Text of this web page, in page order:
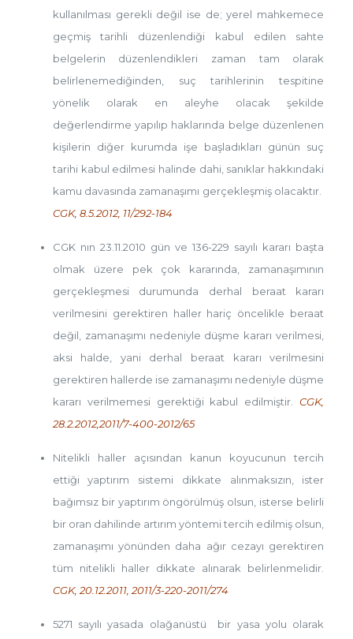
kullanılması gerekli değil ise de; yerel mahkemece
geçmiş tarihli düzenlendiği kabul edilen sahte
belgelerin düzenlendikleri zaman tam olarak
belirlenemediğinden, suç tarihlerinin tespitine
yönelik olarak en aleyhe olacak şekilde
değerlendirme yapılıp haklarında belge düzenlenen
kişilerin diğer kurumda işe başladıkları günün suç
tarihi kabul edilmesi halinde dahi, sanıklar hakkındaki
kamu davasında zamanaşımı gerçekleşmiş olacaktır.
CGK, 8.5.2012, 11/292-184
CGK nın 23.11.2010 gün ve 136-229 sayılı kararı başta
olmak üzere pek çok kararında, zamanaşımının
gerçekleşmesi durumunda derhal beraat kararı
verilmesini gerektiren haller hariç öncelikle beraat
değil, zamanaşımı nedeniyle düşme kararı verilmesi,
aksi halde, yani derhal beraat kararı verilmesini
gerektiren hallerde ise zamanaşımı nedeniyle düşme
kararı verilmemesi gerektiği kabul edilmiştir.CGK,
28.2.2012,2011/7-400-2012/65
Nitelikli haller açısından kanun koyucunun tercih
ettiği yaptırım sistemi dikkate alınmaksızın, ister
bağımsız bir yaptırım öngörülmüş olsun, isterse belirli
bir oran dahilinde artırım yöntemi tercih edilmiş olsun,
zamanaşımı yönünden daha ağır cezayı gerektiren
tüm nitelikli haller dikkate alınarak belirlenmelidir.
CGK, 20.12.2011, 2011/3-220-2011/274
5271 sayılı yasada olağanüstü bir yasa yolu olarak